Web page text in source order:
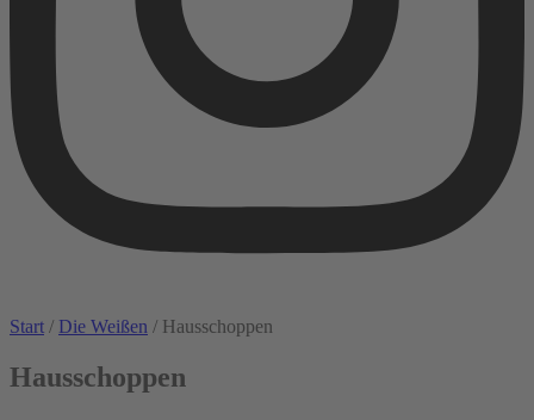
Start / Die Weißen / Hausschoppen
Hausschoppen